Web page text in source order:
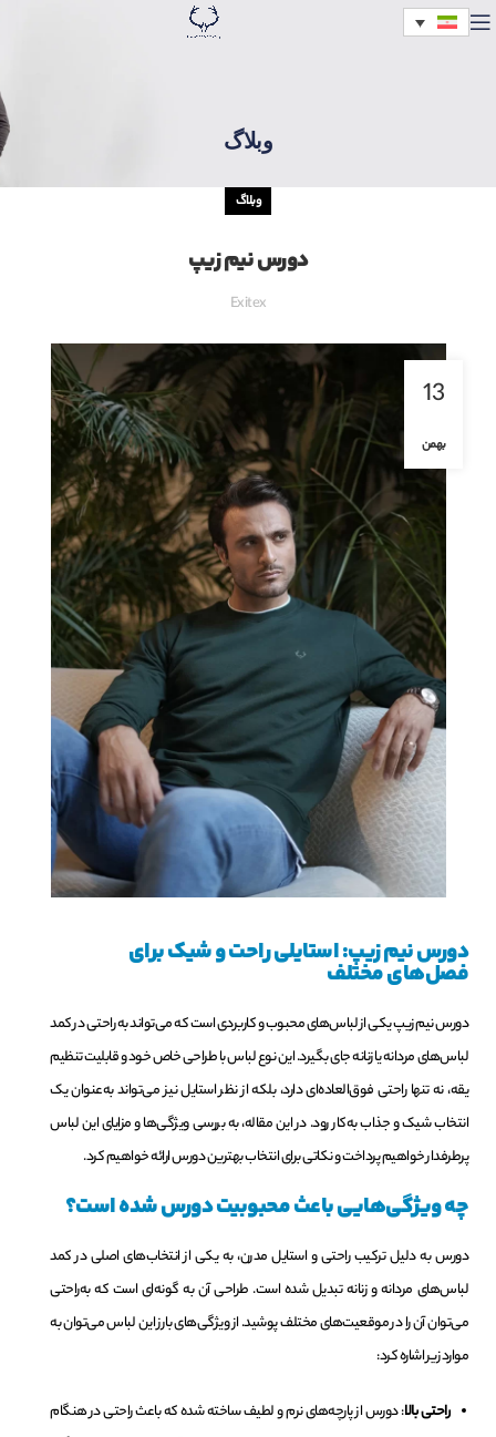
وبلاگ
وبلاگ
دورس نیم زیپ
Exitex
13
بهمن
دورس نیم زیپ: استایلی راحت و شیک برای
فصل‌های مختلف
دورس نیم زیپ یکی از لباس‌های محبوب و کاربردی است که می‌تواند به راحتی در کمد
لباس‌های مردانه یا زنانه جای بگیرد. این نوع لباس با طراحی خاص خود و قابلیت تنظیم
یقه، نه تنها راحتی فوق‌العاده‌ای دارد، بلکه از نظر استایل نیز می‌تواند به‌عنوان یک
انتخاب شیک و جذاب به‌کار رود. در این مقاله، به بررسی ویژگی‌ها و مزایای این لباس
پرطرفدار خواهیم پرداخت و نکاتی برای انتخاب بهترین دورس ارائه خواهیم کرد.
چه ویژگی‌هایی باعث محبوبیت دورس شده است؟
دورس به دلیل ترکیب راحتی و استایل مدرن، به یکی از انتخاب‌های اصلی در کمد
لباس‌های مردانه و زنانه تبدیل شده است. طراحی آن به گونه‌ای است که به‌راحتی
می‌توان آن را در موقعیت‌های مختلف پوشید. از ویژگی‌های بارز این لباس می‌توان به
موارد زیر اشاره کرد:
راحتی بالا: دورس از پارچه‌های نرم و لطیف ساخته شده که باعث راحتی در هنگام